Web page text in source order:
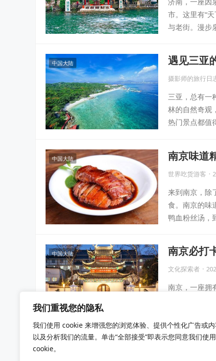
我们重视您的隐私
我们使用 cookie 来增强您的浏览体验、提供个性化广告或
以及分析我们的流量。单击“全部接受”即表示您同意我们使用
cookie。
市。这里有“
与老街。漫步
中国大陆
遇见三亚
地
摄影师的旅行日
三亚，总有一
林的自然奇观
热门景点都值
中国大陆 南京味道
世界吃货游客 ·
来到南京，除
食。南京的味
鸭血粉丝汤，
中国大陆 南京必打
文化探索者 ·
南京，一座拥
景。从秦淮
魅力。整理
文上一页